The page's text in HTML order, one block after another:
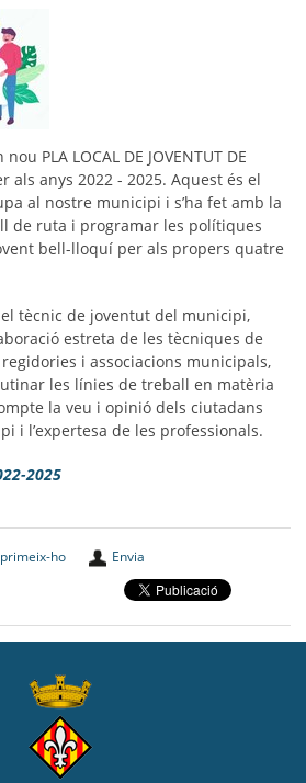
PLA LOCAL DE JOVENTUT DE
als anys 2022 - 2025. Aquest és el
al nostre municipi i s’ha fet amb la
de ruta i programar les polítiques
bell-lloquí per als propers quatre
tècnic de joventut del municipi,
estreta de les tècniques de
i associacions municipals,
les línies de treball en matèria
la veu i opinió dels ciutadans
i l’expertesa de les professionals.
2025
ho Envia